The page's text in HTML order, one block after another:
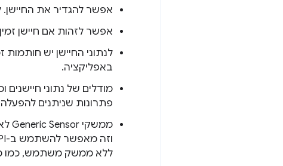
אפשר להגדיר את
אפשר לזהות אם חיישן
לנתוני החיישן יש
באפליקציה.
מודלים של נתוני
פתרונות שניתנים
ממשקי Generic Sensor לא קשורים ל-DOM (כלומר הם לא אובייקטים מסוג
ללא ממשק משתמש, כמו